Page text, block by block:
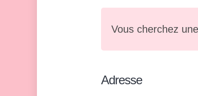
Vous cherchez
Adresse